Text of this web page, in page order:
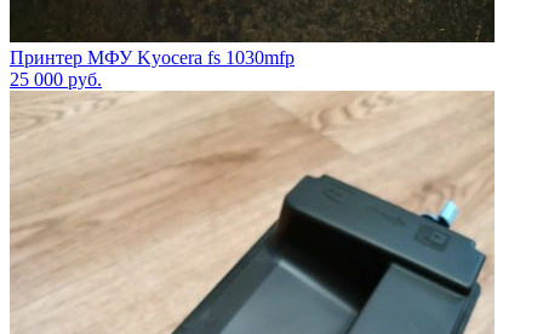
Принтер МФУ Kyocera fs 1030mfp
25 000 руб.